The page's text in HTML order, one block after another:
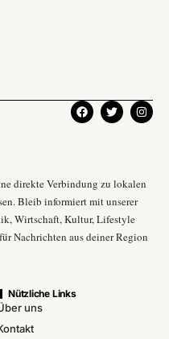
direkte Verbindung zu lokalen
Bleib informiert mit unserer
Wirtschaft, Kultur, Lifestyle
Nachrichten aus deiner Region
Nützliche Links
uns